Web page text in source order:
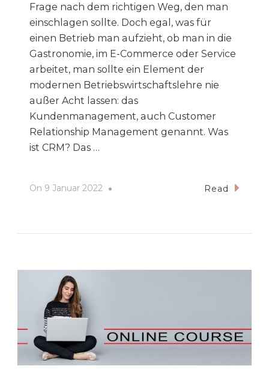
Frage nach dem richtigen Weg, den man
einschlagen sollte. Doch egal, was für
einen Betrieb man aufzieht, ob man in die
Gastronomie, im E-Commerce oder Service
arbeitet, man sollte ein Element der
modernen Betriebswirtschaftslehre nie
außer Acht lassen: das
Kundenmanagement, auch Customer
Relationship Management genannt. Was
ist CRM? Das …
On 9 Januar 2022 Read